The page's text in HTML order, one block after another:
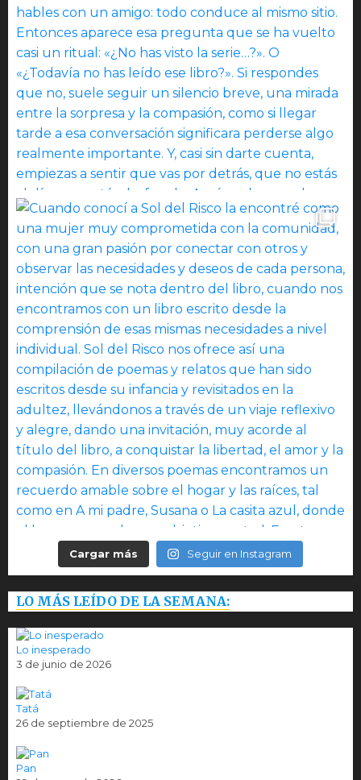
Cargar más Seguir en Instagram
LO MÁS LEÍDO DE LA SEMANA:
Lo inesperado
3 de junio de 2026
Tatá
26 de septiembre de 2025
Pan